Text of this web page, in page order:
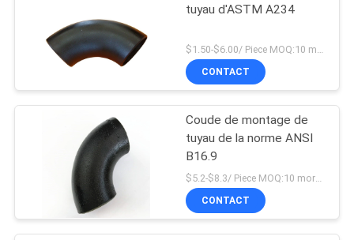
tuyau d'ASTM A234
$1.50-$6.00/ Piece MOQ:10 morceaux
CONTACT
Coude de montage de
tuyau de la norme ANSI
B16.9
CONTACT